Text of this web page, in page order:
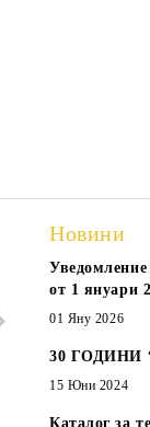
А5,
Цена
Новини
Уведомление
от 1 януари
01 Яну 2026
30 ГОДИНИ
15 Юни 2024
Каталог за